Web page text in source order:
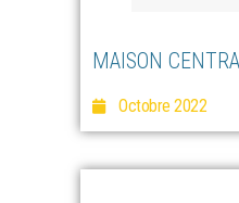
MAISON
Octobre 2022